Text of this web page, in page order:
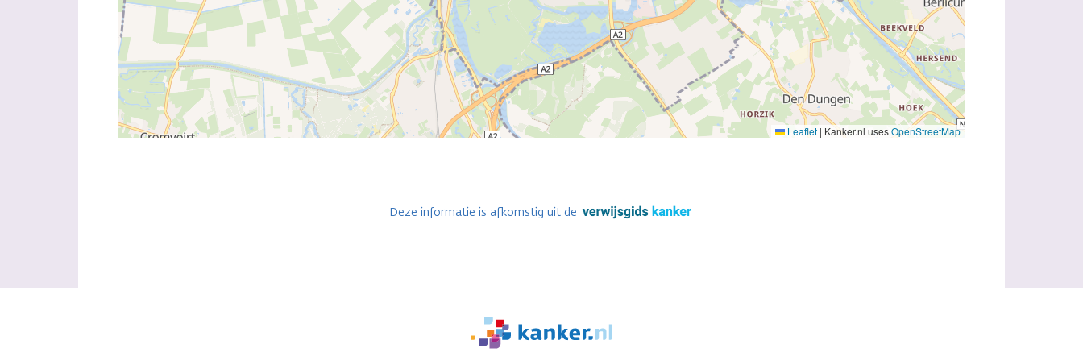
Leaflet | Kanker.nl usesOpenStreetMap
Deze informatie is afkomstig uit de
We